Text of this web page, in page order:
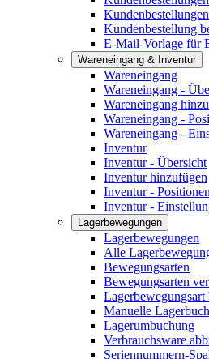
Kundenbestellung
E-Mail-Vorlage für
Wareneingang & Inventur
Wareneingang
Wareneingang -
Wareneingang
Wareneingang -
Wareneingang -
Inventur
Inventur - Übersicht
Inventur hinzufügen
Inventur -
Inventur -
Lagerbewegungen
Lagerbewegungen
Alle
Bewegungsarten
Bewegungsarten
Lagerbewegungsart
Manuelle
Lagerumbuchung
Verbrauchsware
Seriennummern-